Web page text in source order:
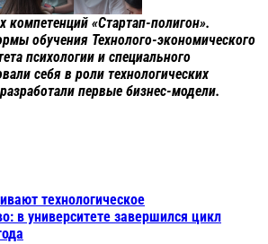
компетенций «Стартап-полигон».
обучения Технолого-экономического
психологии и специального
себя в роли технологических
первые бизнес-модели.
технологическое
в университете завершился цикл